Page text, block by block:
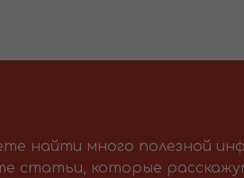
найти много полезной
статьи, которые